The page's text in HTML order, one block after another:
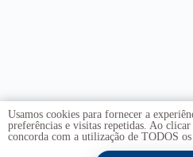
Usamos cookies para fornecer a
preferências e visitas repetidas. Ao
concorda com a utilização de TODOS